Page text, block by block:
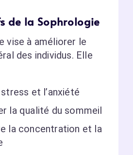
de la Sophrologie
vise à améliorer le
des individus. Elle
et l’anxiété
la qualité du sommeil
la concentration et la